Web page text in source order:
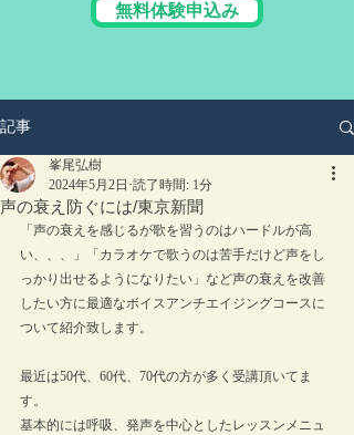
無料体験申込み
記事
声の衰え防ぐには/東京新聞
峯尾弘樹
2024年5月2日 読了時間: 1分
「声の衰えを感じるが歌を習うのはハードルが高
い、、、」「カラオケで歌うのは苦手だけど声をし
っかり出せるようになりたい」など声の衰えを改善
したい方に最適なボイスアンチエイジングコースに
ついて紹介致します。
最近は50代、60代、70代の方が多く受講頂いてま
す。
基本的には呼吸、発声を中心としたレッスンメニュ